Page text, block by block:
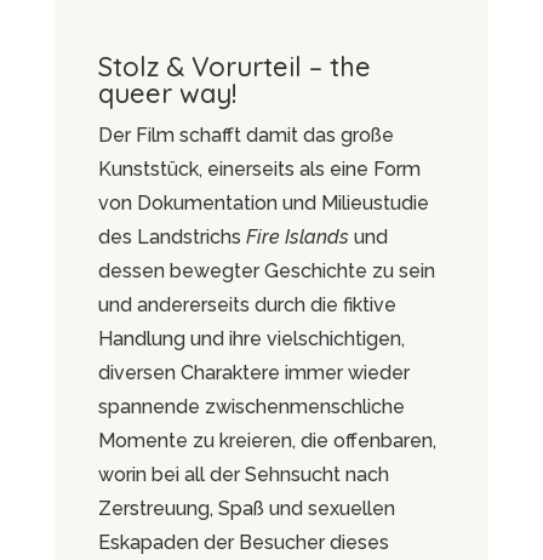
Stolz & Vorurteil – the
queer way!
Der Film schafft damit das große
Kunststück, einerseits als eine Form
von Dokumentation und Milieustudie
des Landstrichs Fire Islands und
dessen bewegter Geschichte zu sein
und andererseits durch die fiktive
Handlung und ihre vielschichtigen,
diversen Charaktere immer wieder
spannende zwischenmenschliche
Momente zu kreieren, die offenbaren,
worin bei all der Sehnsucht nach
Zerstreuung, Spaß und sexuellen
Eskapaden der Besucher dieses